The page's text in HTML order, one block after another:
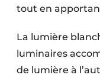
tout en
La lumière
luminaires
de lumière à